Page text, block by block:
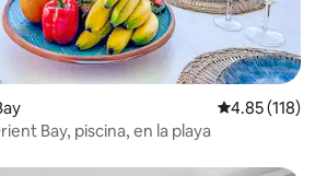
Calificación
4.85 (118)
Princess Anouk, Orient Bay, piscina, en la playa